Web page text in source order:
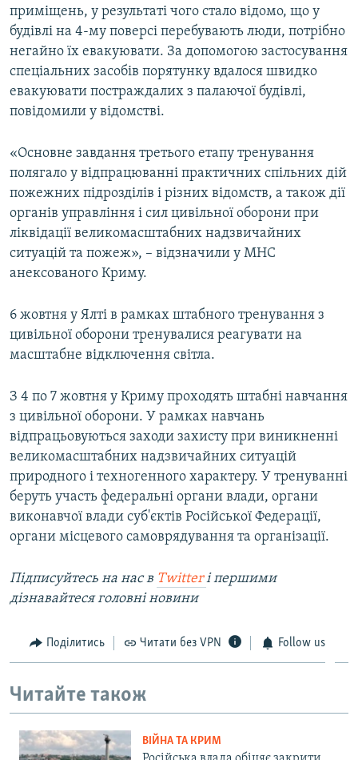
приміщень, у результаті чого стало відомо, що у
будівлі на 4-му поверсі перебувають люди, потрібно
негайно їх евакуювати. За допомогою застосування
спеціальних засобів порятунку вдалося швидко
евакуювати постраждалих з палаючої будівлі,
повідомили у відомстві.
«Основне завдання третього етапу тренування
полягало у відпрацюванні практичних спільних дій
пожежних підрозділів і різних відомств, а також дії
органів управління і сил цивільної оборони при
ліквідації великомасштабних надзвичайних
ситуацій та пожеж», – відзначили у МНС
анексованого Криму.
6 жовтня у Ялті в рамках штабного тренування з
цивільної оборони тренувалися реагувати на
масштабне відключення світла.
З 4 по 7 жовтня у Криму проходять штабні навчання
з цивільної оборони. У рамках навчань
відпрацьовуються заходи захисту при виникненні
великомасштабних надзвичайних ситуацій
природного і техногенного характеру. У тренуванні
беруть участь федеральні органи влади, органи
виконавчої влади суб'єктів Російської Федерації,
органи місцевого самоврядування та організації.
Підписуйтесь на наc в Twitterі першими
дізнавайтеся головні новини
Поділитись Читати без VPN Follow us
Читайте також
ВІЙНА ТА КРИМ